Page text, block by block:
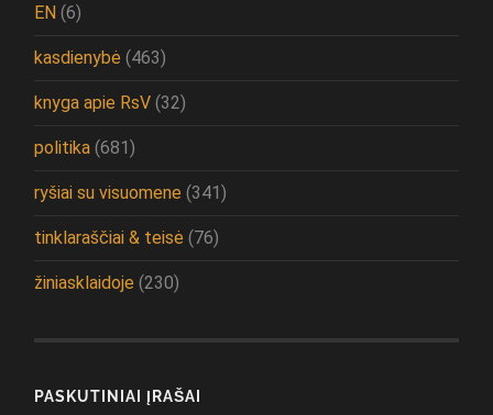
EN (6)
kasdienybė (463)
knyga apie RsV (32)
politika (681)
ryšiai su visuomene (341)
tinklaraščiai & teisė (76)
žiniasklaidoje (230)
PASKUTINIAI ĮRAŠAI